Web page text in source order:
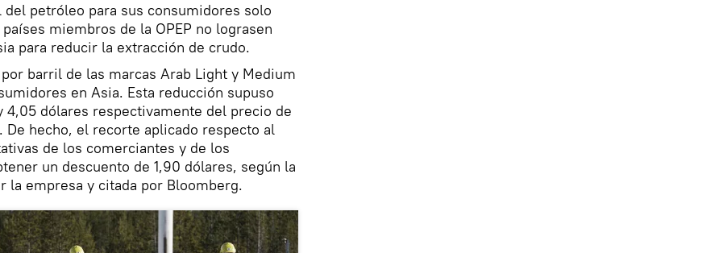
petróleo para sus consumidores solo
miembros de la OPEP no lograsen
para reducir la extracción de crudo.
barril de las marcas Arab Light y Medium
en Asia. Esta reducción supuso
4,05 dólares respectivamente del precio de
hecho, el recorte aplicado respecto al
de los comerciantes y de los
un descuento de 1,90 dólares, según la
la empresa y citada por Bloomberg.